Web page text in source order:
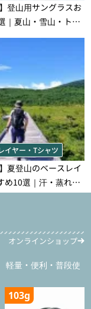
登山用サングラスお
｜夏山・雪山・トレ
ーンで選ぶ失敗しな
イヤー・Tシャツ
夏登山のベースレイ
め10選｜汗・蒸れ・
に効く選び方
オンラインショップ
軽量・便利・普段使
103g